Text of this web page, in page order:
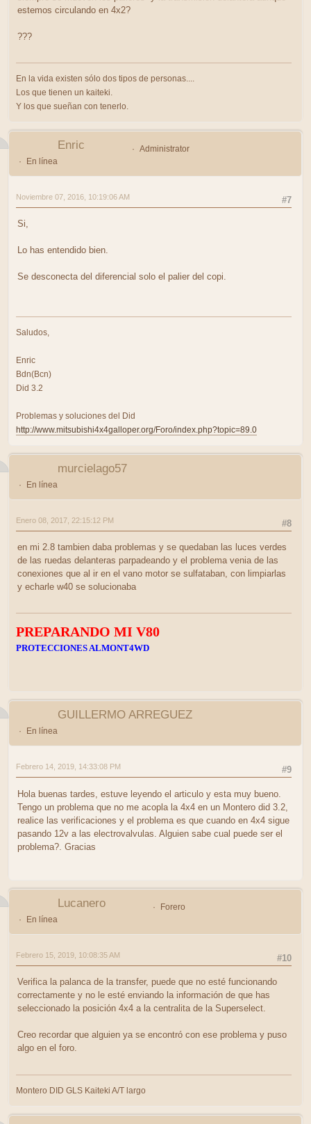
estemos circulando en 4x2?
???
En la vida existen sólo dos tipos de personas....
Los que tienen un kaiteki.
Y los que sueñan con tenerlo.
Enric
Administrator
En línea
#7
Noviembre 07, 2016, 10:19:06 AM
Si,
Lo has entendido bien.
Se desconecta del diferencial solo el palier del copi.
Saludos,
Enric
Bdn(Bcn)
Did 3.2
Problemas y soluciones del Did
http://www.mitsubishi4x4galloper.org/Foro/index.php?topic=89.0
murcielago57
En línea
#8
Enero 08, 2017, 22:15:12 PM
en mi 2.8 tambien daba problemas y se quedaban las luces verdes
de las ruedas delanteras parpadeando y el problema venia de las
conexiones que al ir en el vano motor se sulfataban, con limpiarlas
y echarle w40 se solucionaba
PREPARANDO MI V80
PROTECCIONES ALMONT4WD
GUILLERMO ARREGUEZ
En línea
#9
Febrero 14, 2019, 14:33:08 PM
Hola buenas tardes, estuve leyendo el articulo y esta muy bueno.
Tengo un problema que no me acopla la 4x4 en un Montero did 3.2,
realice las verificaciones y el problema es que cuando en 4x4 sigue
pasando 12v a las electrovalvulas. Alguien sabe cual puede ser el
problema?. Gracias
Lucanero
Forero
En línea
#10
Febrero 15, 2019, 10:08:35 AM
Verifica la palanca de la transfer, puede que no esté funcionando
correctamente y no le esté enviando la información de que has
seleccionado la posición 4x4 a la centralita de la Superselect.
Creo recordar que alguien ya se encontró con ese problema y puso
algo en el foro.
Montero DID GLS Kaiteki A/T largo